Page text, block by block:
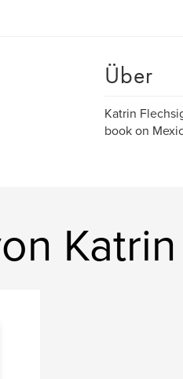
Über
Katrin
book on